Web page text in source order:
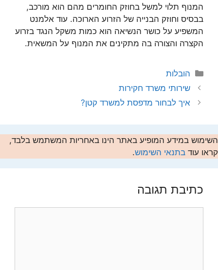
המנוף תלוי למשל בחוזק החומרים מהם הוא מורכב,
בבסיס וחוזק הבנייה של הזרוע הארוכה. עוד אלמנט
המשפיע על כושר הנשיאה הוא כמות משקל הנגד בזרוע
הקצרה והצורה בה מתקינים את המנוף על המשאית.
קטגוריות
הובלות
שירותי משרד חקירות
איך לבחור מדפסת למשרד קטן?
השימוש במידע המופיע באתר הינו באחריות המשתמש בלבד,
קראו עוד בתנאי השימוש.
כתיבת תגובה